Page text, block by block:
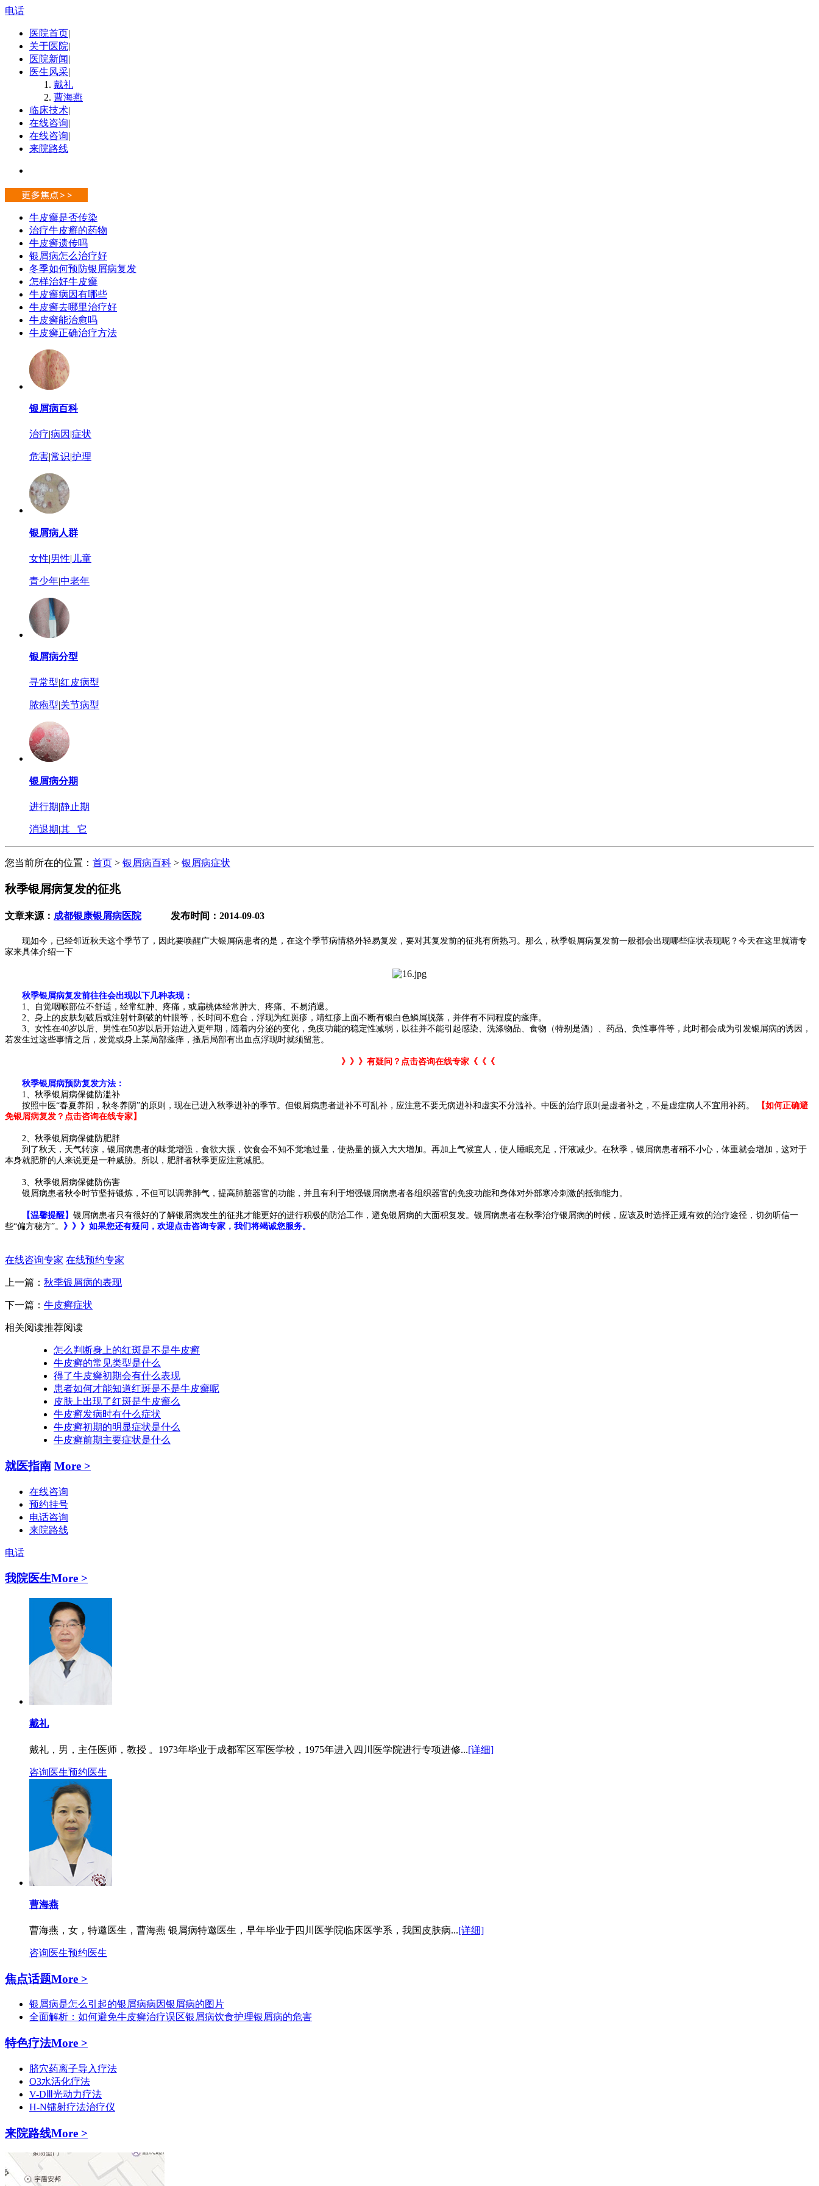
电话
医院首页|
关于医院|
医院新闻|
医生风采|
戴礼
曹海燕
临床技术|
在线咨询|
在线咨询|
来院路线
牛皮癣是否传染
治疗牛皮癣的药物
牛皮癣遗传吗
银屑病怎么治疗好
冬季如何预防银屑病复发
怎样治好牛皮癣
牛皮癣病因有哪些
牛皮癣去哪里治疗好
牛皮癣能治愈吗
牛皮癣正确治疗方法
银屑病百科
治疗|病因 |症状
危害|常识|护理
银屑病人群
女性|男性| 儿童
青少年|中老年
银屑病分型
寻常型|红皮病型
脓疱型|关节病型
银屑病分期
进行期|静止期
消退期|其 它
您当前所在的位置： 首页 > 银屑病百科 > 银屑病症状
秋季银屑病复发的征兆
文章来源： 成都银康银屑病医院发布时间：2014-09-03
现如今，已经邻近秋天这个季节了，因此要唤醒广大银屑病患者的是，在这个季节病情格外轻易复发，要对其复发前的征兆有所熟习。那么，秋季银屑病复发前一般都会出现哪些症状表现呢？今天在这里就请专
家来具体介绍一下
秋季银屑病复发前往往会出现以下几种表现：
1、自觉咽喉部位不舒适，经常红肿、疼痛，或扁桃体经常肿大、疼痛、不易消退。
2、身上的皮肤划破后或注射针刺破的针眼等，长时间不愈合，浮现为红斑疹，靖红疹上面不断有银白色鳞屑脱落，并伴有不同程度的瘙痒。
3、女性在40岁以后、男性在50岁以后开始进入更年期，随着内分泌的变化，免疫功能的稳定性减弱，以往并不能引起感染、洗涤物品、食物（特别是酒）、药品、负性事件等，此时都会成为引发银屑病的诱因，
若发生过这些事情之后，发觉或身上某局部瘙痒，搔后局部有出血点浮现时就须留意。
》》》有疑问？点击咨询在线专家《《《
秋季银屑病预防复发方法：
1、秋季银屑病保健防滥补
按照中医“春夏养阳，秋冬养阴”的原则，现在已进入秋季进补的季节。但银屑病患者进补不可乱补，应注意不要无病进补和虚实不分滥补。中医的治疗原则是虚者补之，不是虚症病人不宜用补药。
【如何正确避
免银屑病复发？点击咨询在线专家】
2、秋季银屑病保健防肥胖
到了秋天，天气转凉，银屑病患者的味觉增强，食欲大振，饮食会不知不觉地过量，使热量的摄入大大增加。再加上气候宜人，使人睡眠充足，汗液减少。在秋季，银屑病患者稍不小心，体重就会增加，这对于
本身就肥胖的人来说更是一种威胁。所以，肥胖者秋季更应注意减肥。
3、秋季银屑病保健防伤害
银屑病患者秋令时节坚持锻炼，不但可以调养肺气，提高肺脏器官的功能，并且有利于增强银屑病患者各组织器官的免疫功能和身体对外部寒冷刺激的抵御能力。
【温馨提醒】 银屑病患者只有很好的了解银屑病发生的征兆才能更好的进行积极的防治工作，避免银屑病的大面积复发。银屑病患者在秋季治疗银屑病的时候，应该及时选择正规有效的治疗途径，切勿听信一
些“偏方秘方”。 》》》如果您还有疑问，欢迎点击咨询专家，我们将竭诚您服务。
在线咨询专家 在线预约专家
上一篇： 秋季银屑病的表现
下一篇： 牛皮癣症状
相关阅读推荐阅读
怎么判断身上的红斑是不是牛皮癣
牛皮癣的常见类型是什么
得了牛皮癣初期会有什么表现
患者如何才能知道红斑是不是牛皮癣呢
皮肤上出现了红斑是牛皮癣么
牛皮癣发病时有什么症状
牛皮癣初期的明显症状是什么
牛皮癣前期主要症状是什么
就医指南 More >
在线咨询
预约挂号
电话咨询
来院路线
电话
我院医生More >
戴礼
戴礼，男，主任医师，教授 。1973年毕业于成都军区军医学校，1975年进入四川医学院进行专项进修...[详细]
咨询医生预约医生
曹海燕
曹海燕，女，特邀医生，曹海燕 银屑病特邀医生，早年毕业于四川医学院临床医学系，我国皮肤病...[详细]
咨询医生预约医生
焦点话题More >
银屑病是怎么引起的银屑病病因银屑病的图片
全面解析：如何避免牛皮癣治疗误区银屑病饮食护理银屑病的危害
特色疗法More >
脐穴药离子导入疗法
O3水活化疗法
V-DⅢ光动力疗法
H-N镭射疗法治疗仪
来院路线More >